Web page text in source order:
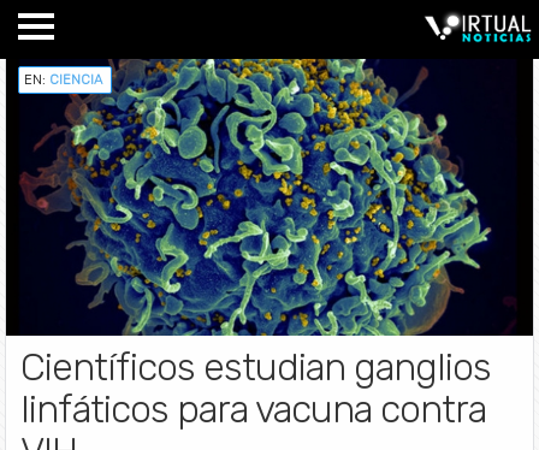
EN: CIENCIA
Científicos estudian ganglios
linfáticos para vacuna contra